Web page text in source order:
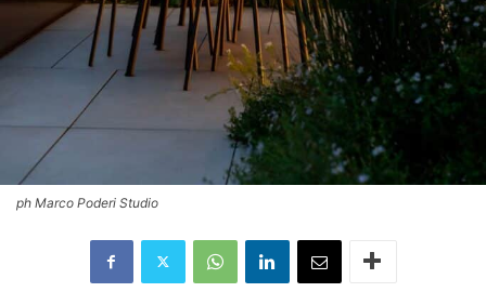
ph Marco Poderi Studio